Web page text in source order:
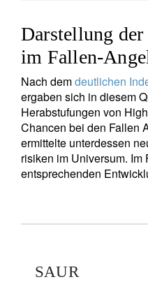
Darstellung der
im Fallen-
Nach demdeutlichen
ergaben sich in diesem
Herabstufungen von
Chancen bei den Fallen
ermittelte unterdessen
risiken im Universum.
entsprechenden
SAUR